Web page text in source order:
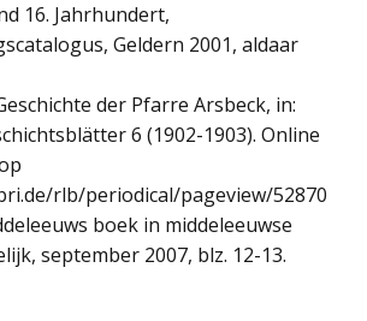
16. Jahrhundert,
Geldern 2001, aldaar
der Pfarre Arsbeck, in:
6 (1902-1903). Online
rlb/periodical/pageview/52870
boek in middeleeuwse
september 2007, blz. 12-13.